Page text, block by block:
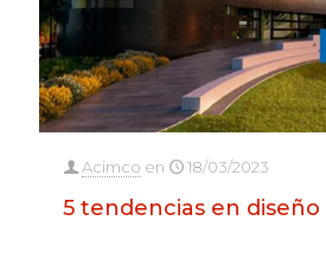
Acimco en 18/03/2023
5 tendencias en